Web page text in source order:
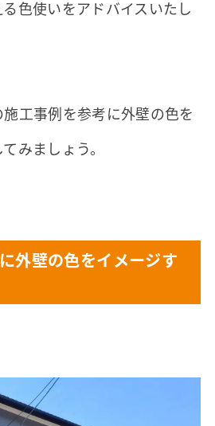
色使いをアドバイスいたし
工事例を参考に外壁の色を
みましょう。
外壁の色をイメージす